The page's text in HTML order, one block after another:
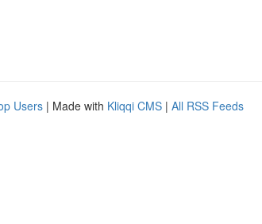
Users | Made with Kliqqi CMS | All RSS Feeds